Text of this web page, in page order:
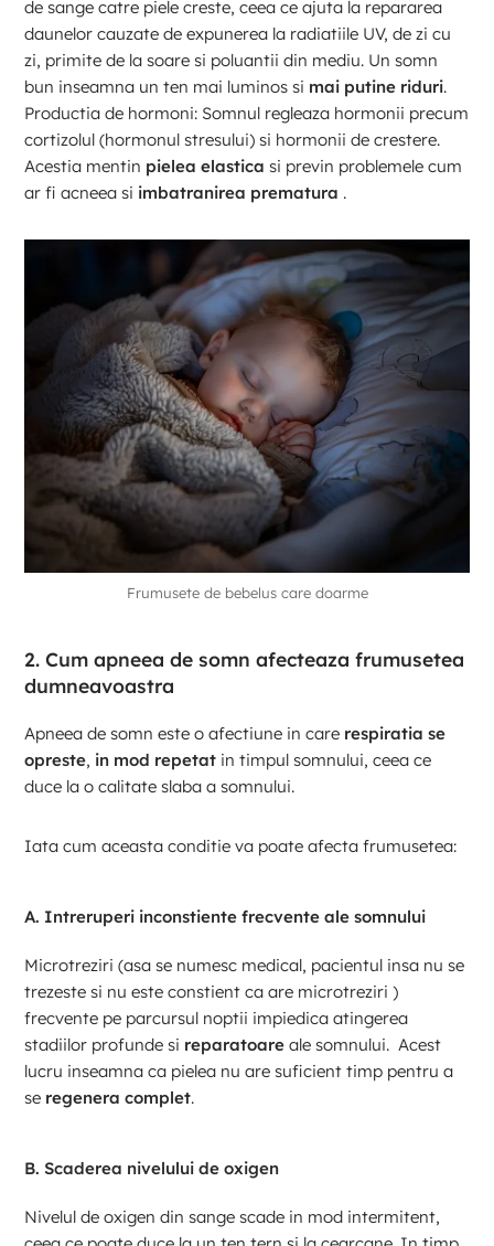
de sange catre piele creste, ceea ce ajuta la repararea
daunelor cauzate de expunerea la radiatiile UV, de zi cu
zi, primite de la soare si poluantii din mediu. Un somn
bun inseamna un ten mai luminos si mai putine riduri.
Productia de hormoni: Somnul regleaza hormonii precum
cortizolul (hormonul stresului) si hormonii de crestere.
Acestia mentin pielea elastica si previn problemele cum
ar fi acneea si imbatranirea prematura ​ ​.
Frumusete de bebelus care doarme
2. Cum apneea de somn afecteaza frumusetea
dumneavoastra
Apneea de somn este o afectiune in care respiratia se
opreste, in mod repetat in timpul somnului, ceea ce
duce la o calitate slaba a somnului.
Iata cum aceasta conditie va poate afecta frumusetea:
A. Intreruperi inconstiente frecvente ale somnului
Microtreziri (asa se numesc medical, pacientul insa nu se
trezeste si nu este constient ca are microtreziri )
frecvente pe parcursul noptii impiedica atingerea
stadiilor profunde si reparatoare ale somnului. Acest
lucru inseamna ca pielea nu are suficient timp pentru a
se regenera complet.
B.Scaderea nivelului de oxigen
Nivelul de oxigen din sange scade in mod intermitent,